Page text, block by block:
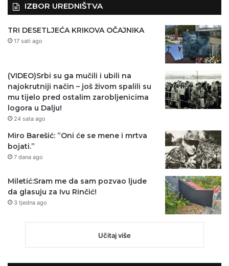
IZBOR UREDNIŠTVA
TRI DESETLJEĆA KRIKOVA OČAJNIKA
17 sati ago
(VIDEO)Srbi su ga mučili i ubili na
najokrutniji način – još živom spalili su
mu tijelo pred ostalim zarobljenicima
logora u Dalju!
24 sata ago
Miro Barešić: ”Oni će se mene i mrtva
bojati.”
7 dana ago
Miletić:Sram me da sam pozvao ljude
da glasuju za Ivu Rinčić!
3 tjedna ago
Učitaj više